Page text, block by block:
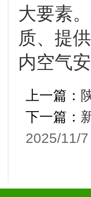
大要素
质、提
内空气
上一篇：
下一篇：
2025/11/7